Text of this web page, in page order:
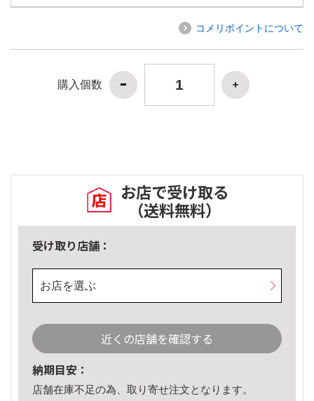
コメリポイントについて
購入個数
お店で受け取る
（送料無料）
受け取り店舗：
お店を選ぶ
近くの店舗を確認する
納期目安：
店舗在庫不足の為、取り寄せ注文となります。